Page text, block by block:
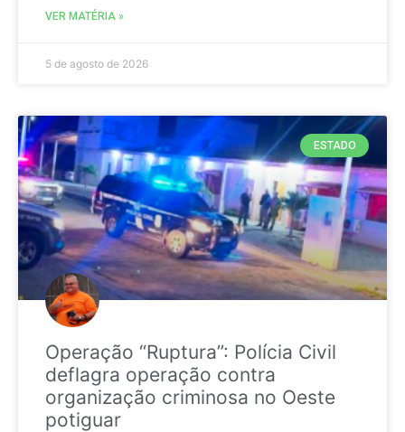
VER MATÉRIA »
5 de agosto de 2026
ESTADO
Operação “Ruptura”: Polícia Civil
deflagra operação contra
organização criminosa no Oeste
potiguar